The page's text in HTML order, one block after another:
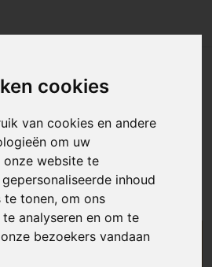
cookies
van cookies en andere
om uw
website te
inhoud
tonen, om ons
analyseren en om te
bezoekers vandaan
dit zoekertje niet
online.
ons aanbod te koop
u graag zoeken